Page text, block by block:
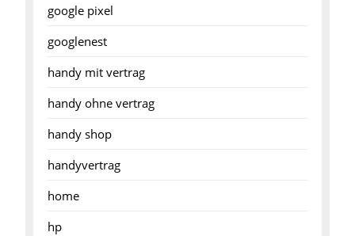
google pixel
googlenest
handy mit vertrag
handy ohne vertrag
handy shop
handyvertrag
home
hp